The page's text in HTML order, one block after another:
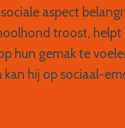
aspect
troost,
hun gemak te
kan hij op sociaal-